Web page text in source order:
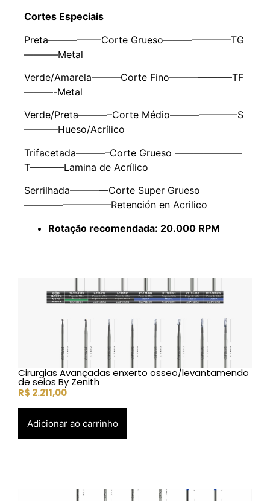
Cortes Especiais
Preta—————–Corte Grueso———————TG
———–Metal
Verde/Amarela———Corte Fino——————–TF
———-Metal
Verde/Preta———–Corte Médio———————S
———–Hueso/Acrílico
Trifacetada———–Corte Grueso ———————
T———–Lamina de Acrílico
Serrilhada————Corte Super Grueso
—————————Retención en Acrilico
Rotação recomendada: 20.000 RPM
Cirurgias Avançadas enxerto osseo/levantamendo
de seios By Zenith
R$ 2.211,00
Adicionar ao carrinho